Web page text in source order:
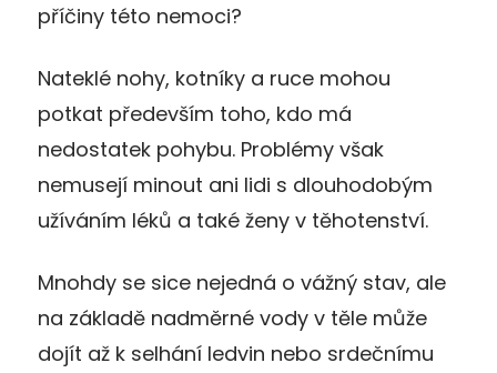
příčiny této nemoci?
Nateklé nohy, kotníky a ruce mohou
potkat především toho, kdo má
nedostatek pohybu. Problémy však
nemusejí minout ani lidi s dlouhodobým
užíváním léků a také ženy v těhotenství.
Mnohdy se sice nejedná o vážný stav, ale
na základě nadměrné vody v těle může
dojít až k selhání ledvin nebo srdečnímu